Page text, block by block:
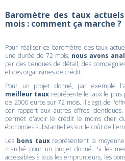
Baromètre des taux
mois : comment ça marche ?
Pour réaliser ce baromètre des taux
une durée de 72 mois, nous avons
par des banques de détail, des
et des organismes de crédit.
Pour un projet donné, par exemple
meilleur taux représente le taux le
de 2000 euros sur 72 mois. Il s'agit de
par rapport aux autres offres
permet d'avoir le crédit le moins cher
économies substantielles sur le coût de
Les bons tauxreprésentent la
marché pour un projet donné. Si les
accessibles à tous les emprunteurs, les